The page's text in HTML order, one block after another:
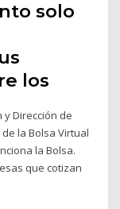
solo
los
y Dirección de
la Bolsa Virtual
la Bolsa.
que cotizan